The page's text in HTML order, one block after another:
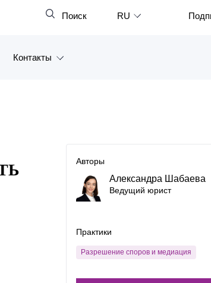
Поиск RU
Français
Türkçe
Контакты
Владивосток
Авторы
Александра Шабаева
Ведущий юрист
Практики
Разрешение споров и медиация